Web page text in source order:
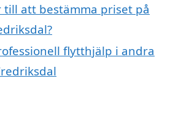
till att bestämma priset på
flytthjälp i andra